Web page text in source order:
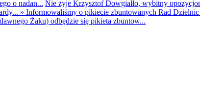
o nadan... Nie żyje Krzysztof Dowgiałło, wybitny
» Informowaliśmy o pikiecie zbuntowanych Rad
Żaku) odbędzie się pikieta zbuntow...